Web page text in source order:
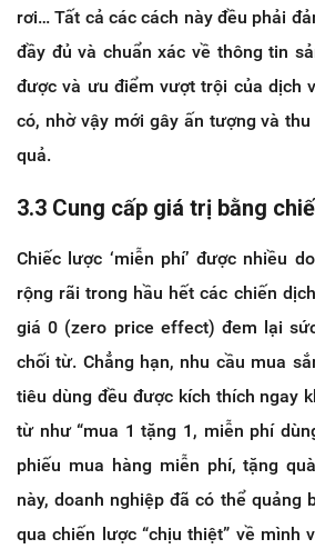
rơi… Tất cả các cách này đều phải
đầy đủ và chuẩn xác về thông tin
được và ưu điểm vượt trội của dịch
có, nhờ vậy mới gây ấn tượng và
quả.
3.3 Cung cấp giá trị bằng
Chiếc lược ‘miễn phí’ được nhiều
rộng rãi trong hầu hết các chiến
giá 0 (zero price effect) đem lại
chối từ. Chẳng hạn, nhu cầu mua
tiêu dùng đều được kích thích ngay
từ như “mua 1 tặng 1, miễn phí
phiếu mua hàng miễn phí, tặng
này, doanh nghiệp đã có thể quảng
qua chiến lược “chịu thiệt” về mình